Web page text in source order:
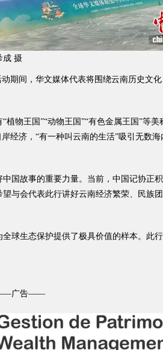
成 摄
间，华文媒体代表将围绕云南历史文化
王国”“动物王国”“有色金属王国”等美
济，“有一种叫云南的生活”吸引无数
故事的重要力量。当前，中国记协正
会代表此行讲好云南经济繁荣、民族
生态保护提供了极具价值的样本。此
广告——